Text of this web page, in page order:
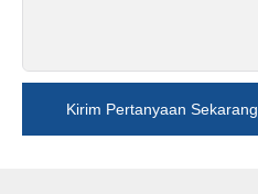
Kirim Pertanyaan Sekarang